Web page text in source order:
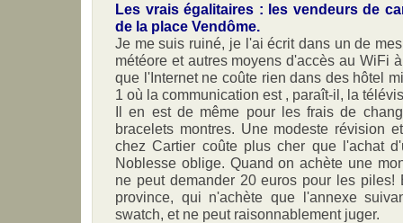
Les vrais égalitaires : les vendeurs de
de la place Vendôme.
Je me suis ruiné, je l'ai écrit dans un de
météore et autres moyens d'accès au WiFi
que l'Internet ne coûte rien dans des hôtel
1 où la communication est , paraît-il, la
Il en est de même pour les frais de
bracelets montres. Une modeste révision
chez Cartier coûte plus cher que l'achat
Noblesse oblige. Quand on achète une
ne peut demander 20 euros pour les piles!
province, qui n'achète que l'annexe
swatch, et ne peut raisonnablement juger.